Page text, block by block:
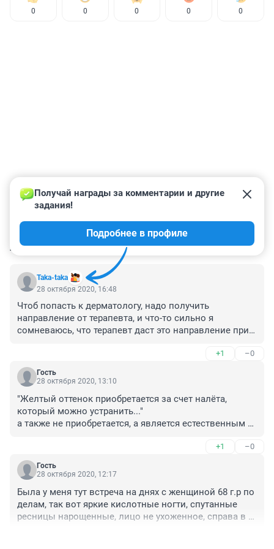
0 0 0 0 0
КОММЕНТАРИИ 46
Taka-taka
Получай награды за комментарии и другие
задания!
Подробнее в профиле
28 октября 2020, 16:48
Чтоб попасть к дерматологу, надо получить
направление от терапевта, и что-то сильно я
сомневаюсь, что терапевт даст это направление при
статье не советуют обращаться. Да и втюхивать
косметолог будет то, чего и не надо тебе, лишь бы
карман шире открыл.
+1 –0
Гость
28 октября 2020, 13:10
"Желтый оттенок приобретается за счет налёта,
который можно устранить..."
а также не приобретается, а является естественным и
желтоватый тон эмали - признак насыщенных
минералами зубов, они более здоровые и крепкие,
чем белые.
+1 –0
Гость
28 октября 2020, 12:17
Была у меня тут встреча на днях с женщиной 68 г.р по
делам, так вот яркие кислотные ногти, спутанные
ресницы нарощенные, лицо не ухоженное, справа в